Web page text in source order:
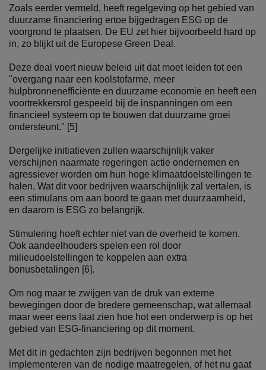
Zoals eerder vermeld, heeft regelgeving op het gebied van
duurzame financiering ertoe bijgedragen ESG op de
voorgrond te plaatsen. De EU zet hier bijvoorbeeld hard op
in, zo blijkt uit de Europese Green Deal.
Deze deal voert nieuw beleid uit dat moet leiden tot een
"overgang naar een koolstofarme, meer
hulpbronnenefficiënte en duurzame economie en heeft een
voortrekkersrol gespeeld bij de inspanningen om een
financieel systeem op te bouwen dat duurzame groei
ondersteunt." [5]
Dergelijke initiatieven zullen waarschijnlijk vaker
verschijnen naarmate regeringen actie ondernemen en
agressiever worden om hun hoge klimaatdoelstellingen te
halen. Wat dit voor bedrijven waarschijnlijk zal vertalen, is
een stimulans om aan boord te gaan met duurzaamheid,
en daarom is ESG zo belangrijk.
Stimulering hoeft echter niet van de overheid te komen.
Ook aandeelhouders spelen een rol door
milieudoelstellingen te koppelen aan extra
bonusbetalingen [6].
Om nog maar te zwijgen van de druk van externe
bewegingen door de bredere gemeenschap, wat allemaal
maar weer eens laat zien hoe hot een onderwerp is op het
gebied van ESG-financiering op dit moment.
Met dit in gedachten zijn bedrijven begonnen met het
implementeren van de nodige maatregelen, of het nu gaat